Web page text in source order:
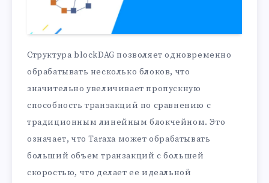
Структура blockDAG позволяет одновременно
обрабатывать несколько блоков, что
значительно увеличивает пропускную
способность транзакций по сравнению с
традиционным линейным блокчейном. Это
означает, что Taraxa может обрабатывать
больший объем транзакций с большей
скоростью, что делает ее идеальной